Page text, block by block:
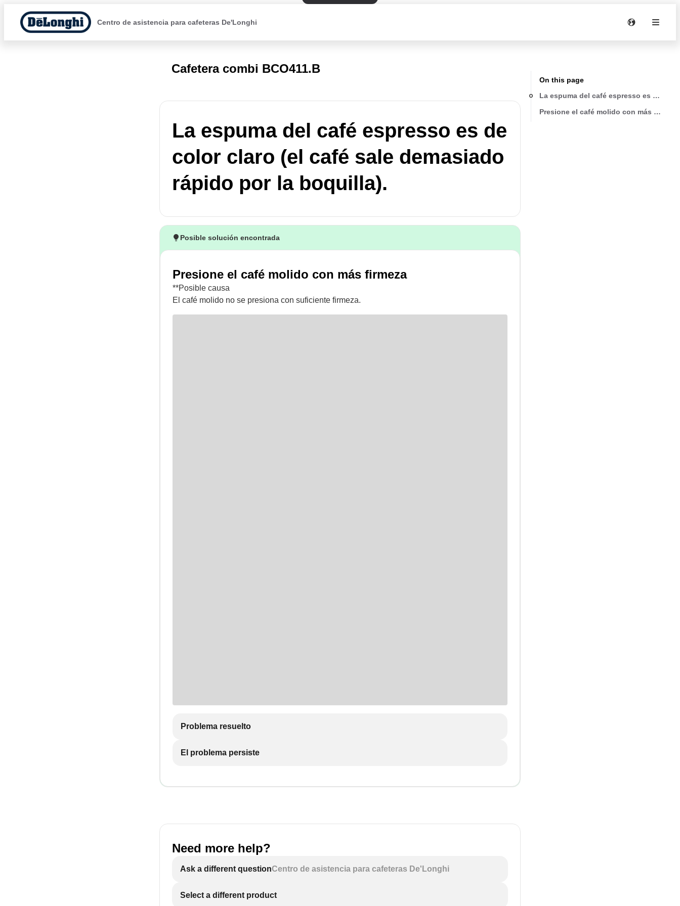
Centro de asistencia para cafeteras De'Longhi
Cafetera combi BCO411.B
La espuma del café espresso es de
color claro (el café sale demasiado
rápido por la boquilla).
Posible solución encontrada
Presione el café molido con más firmeza
**Posible causa
El café molido no se presiona con suficiente firmeza.
Problema resuelto
El problema persiste
Need more help?
Ask a different questionCentro de asistencia para cafeteras De'Longhi
Select a different product
On this page
La espuma del café espresso es de
Presione el café molido con más firmeza